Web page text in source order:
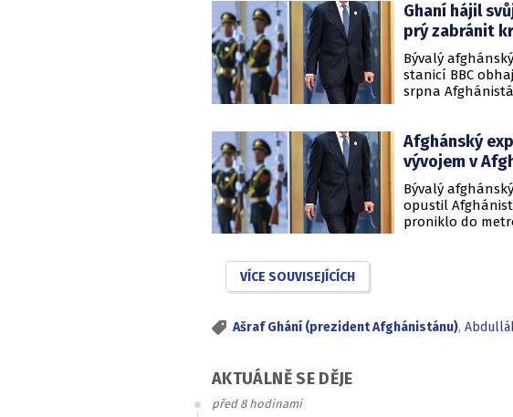
Ghaní hájil
prý zabránit
Bývalý
stanicí BBC
srpna
Afghánský
vývojem v
Bývalý
opustil
proniklo do
VÍCE SOUVISEJÍCÍCH
Ašraf Ghání (prezident Afghánistánu),
AKTUÁLNĚ SE DĚJE
před 8 hodinami